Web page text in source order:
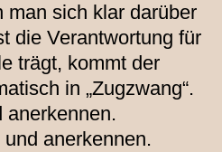
man sich klar darüber
die Verantwortung für
trägt, kommt der
in „Zugzwang“.
anerkennen.
anerkennen.